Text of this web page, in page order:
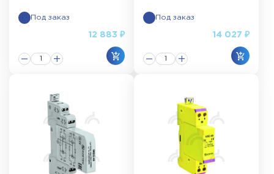
Под заказ
12 883 ₽
Под заказ
14 027 ₽